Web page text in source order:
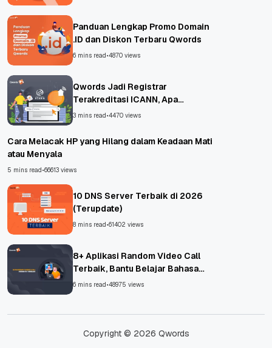
Panduan Lengkap Promo Domain
.ID dan Diskon Terbaru Qwords
6 mins read•4870 views
Qwords Jadi Registrar
Terakreditasi ICANN, Apa
Untungnya?
3 mins read•4470 views
Cara Melacak HP yang Hilang dalam Keadaan Mati
atau Menyala
5 mins read•66613 views
10 DNS Server Terbaik di 2026
(Terupdate)
8 mins read•61402 views
8+ Aplikasi Random Video Call
Terbaik, Bantu Belajar Bahasa
Asing!
6 mins read•48975 views
Copyright © 2026 Qwords